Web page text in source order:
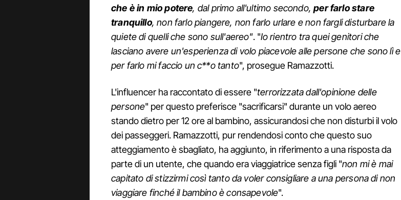
che è in mio potere, dal primo all'ultimo secondo,per farlo stare
tranquillo, non farlo piangere, non farlo urlare e non fargli disturbare la
quiete di quelli che sono sull'aereo". "Io rientro tra quei genitori che
lasciano avere un'esperienza di volo piacevole alle persone che sono lì e
per farlo mi faccio un c**o tanto", prosegue Ramazzotti.
L'influencer ha raccontato di essere "terrorizzata dall'opinione delle
persone" per questo preferisce "sacrificarsi" durante un volo aereo
stando dietro per 12 ore al bambino, assicurandosi che non disturbi il volo
dei passeggeri. Ramazzotti, pur rendendosi conto che questo suo
atteggiamento è sbagliato, ha aggiunto, in riferimento a una risposta da
parte di un utente, che quando era viaggiatrice senza figli "non mi è mai
capitato di stizzirmi così tanto da voler consigliare a una persona di non
viaggiare finché il bambino è consapevole".